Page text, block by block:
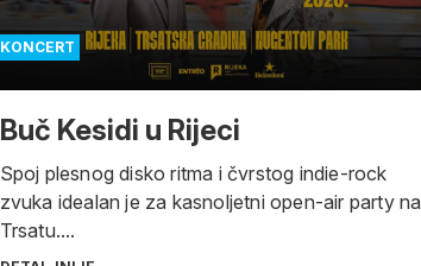
KONCERT
Buč Kesidi u Rijeci
Spoj plesnog disko ritma i čvrstog indie-rock
zvuka idealan je za kasnoljetni open-air party na
Trsatu....